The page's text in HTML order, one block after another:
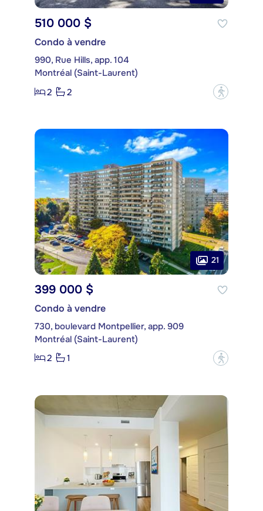
510 000 $
Condo à vendre
990, Rue Hills, app. 104
Montréal (Saint-Laurent)
2
2 ?
21
399 000 $
Condo à vendre
730, boulevard Montpellier, app. 909
Montréal (Saint-Laurent)
2
1 ?